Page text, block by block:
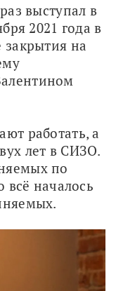
выступал в
2021 года в
закрытия на
работать, а
лет в СИЗО.
по
всё началось